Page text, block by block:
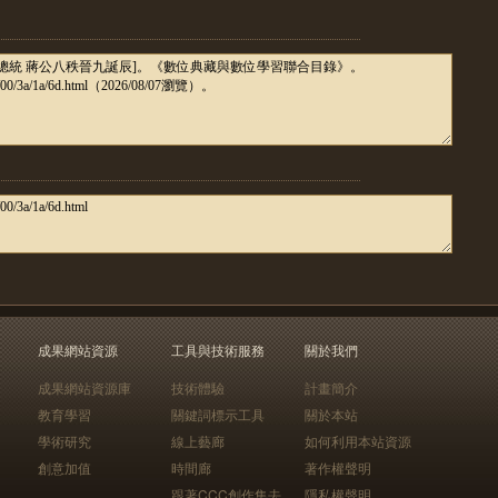
成果網站資源
成果網站資源庫
教育學習
學術研究
創意加值
工具與技術服務
技術體驗
關鍵詞標示工具
線上藝廊
時間廊
跟著CCC創作集去
關於我們
計畫簡介
關於本站
如何利用本站資源
著作權聲明
隱私權聲明